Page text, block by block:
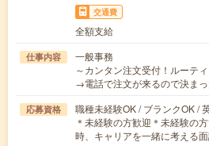
交通費
全額支給
仕事内容
一般事務
～カンタン注文受付！ルーテ
→電話で注文が来るので決ま
応募資格
職種未経験OK / ブランクOK /
＊未経験の方歓迎＊未経験の
時、キャリアを一緒に考える